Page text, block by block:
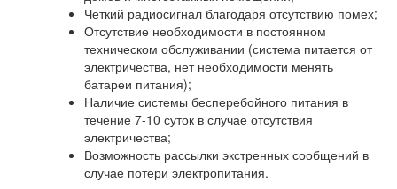
Четкий радиосигнал благодаря отсутствию помех;
Отсутствие необходимости в постоянном
техническом обслуживании (система питается от
электричества, нет необходимости менять
батареи питания);
Наличие системы бесперебойного питания в
течение 7-10 суток в случае отсутствия
электричества;
Возможность рассылки экстренных сообщений в
случае потери электропитания.